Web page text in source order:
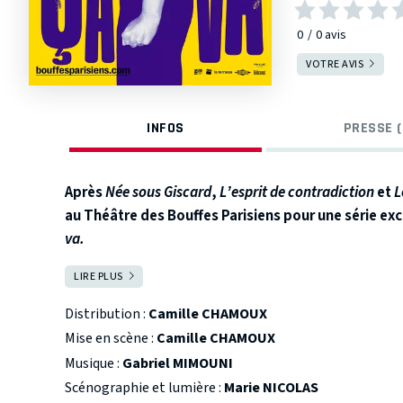
0 0avis
VOTRE AVIS
INFOS PRESSE
AprèsNée sous Giscard,L’esprit de contradictionet
au Théâtre des Bouffes Parisiens pour une série
va.
« Dites, quelqu’un connait un gastroentéro de
psychanalyste?
Non pardon un psychiatre en fait.
J’ai ingéré en toute insouciance tous les trucs
tellement de conservateurs que mon cadavre ne se
Mon corps s’est échoué sur des lits, en black-out, en
LIRE PLUS
Distribution : Camille CHAMOUX
Mise en scène : Camille CHAMOUX
Musique : Gabriel MIMOUNI
Scénographie et lumière : Marie NICOLAS